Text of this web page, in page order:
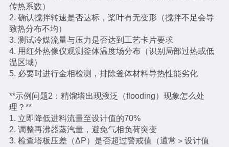
传热系数）
2. 确认搅拌转速是否达标，桨叶有无变形（搅拌不足会导
致热分布不均）
3. 测试冷媒流量与压力是否达到工艺卡片要求
4. 用红外热像仪观测釜体温度场分布（识别局部过热或低
温区域）
5. 必要时进行金相检测，排除釜体材料导热性能劣化
**示例问题2：精馏塔出现液泛（flooding）现象怎么处
理？**
1. 立即降低进料流量至设计值的70%
2. 调整再沸器蒸汽量，避免气相负荷突变
3. 检查塔板压差（ΔP）是否超过警戒值（通常＞设计值